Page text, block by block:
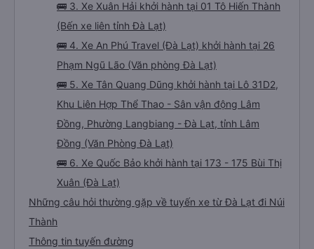
🚌 3. Xe Xuân Hải khởi hành tại 01 Tô Hiến Thành
(Bến xe liên tỉnh Đà Lạt)
🚌 4. Xe An Phú Travel (Đà Lạt) khởi hành tại 26
Phạm Ngũ Lão (Văn phòng Đà Lạt)
🚌 5. Xe Tân Quang Dũng khởi hành tại Lô 31D2,
Khu Liên Hợp Thể Thao - Sân vận động Lâm
Đồng, Phường Langbiang - Đà Lạt, tỉnh Lâm
Đồng (Văn Phòng Đà Lạt)
🚌 6. Xe Quốc Bảo khởi hành tại 173 - 175 Bùi Thị
Xuân (Đà Lạt)
Những câu hỏi thường gặp về tuyến xe từ Đà Lạt đi Núi
Thành
Thông tin tuyến đường